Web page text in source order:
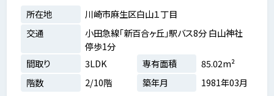
所在地
川崎市麻生区白山１丁目
交通
小田急線「新百合ヶ丘」駅バス8分 白山神社
停歩1分
間取り
3LDK 専有面積
85.02m²
階数
2/10階 築年月 1981年03月